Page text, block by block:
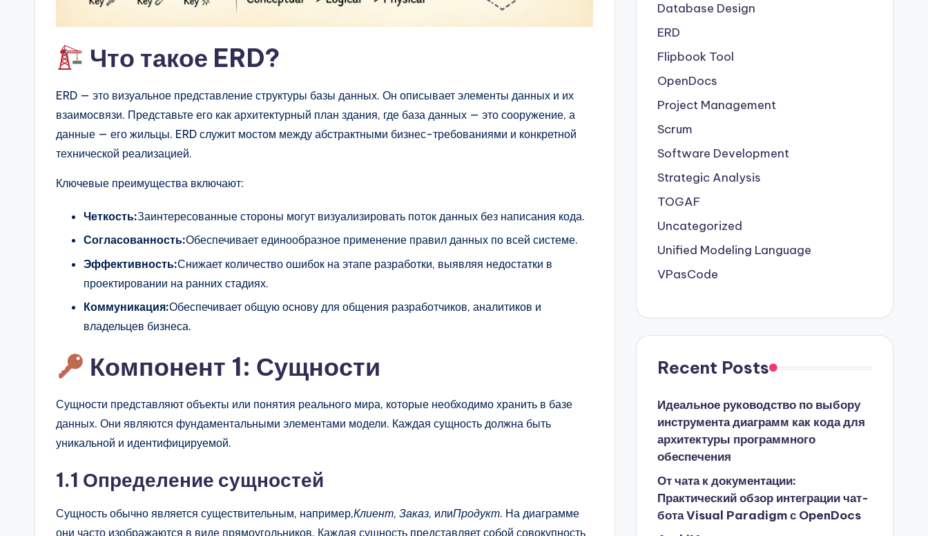
Что такое ERD?
ERD — это визуальное представление структуры базы данных. Он описывает элементы данных и их
взаимосвязи. Представьте его как архитектурный план здания, где база данных — это сооружение, а
данные — его жильцы. ERD служит мостом между абстрактными бизнес-требованиями и конкретной
технической реализацией.
Ключевые преимущества включают:
Четкость:Заинтересованные стороны могут визуализировать поток данных без написания кода.
Согласованность:Обеспечивает единообразное применение правил данных по всей системе.
Эффективность:Снижает количество ошибок на этапе разработки, выявляя недостатки в
проектировании на ранних стадиях.
Коммуникация:Обеспечивает общую основу для общения разработчиков, аналитиков и
владельцев бизнеса.
Компонент 1: Сущности
Сущности представляют объекты или понятия реального мира, которые необходимо хранить в базе
данных. Они являются фундаментальными элементами модели. Каждая сущность должна быть
уникальной и идентифицируемой.
1.1 Определение сущностей
Сущность обычно является существительным, например,Клиент, Заказ, илиПродукт. На диаграмме
они часто изображаются в виде прямоугольников. Каждая сущность представляет собой совокупность
Database Design
ERD
Flipbook Tool
OpenDocs
Project Management
Scrum
Software Development
Strategic Analysis
TOGAF
Uncategorized
Unified Modeling Language
VPasCode
Recent Posts
Идеальное руководство по выбору
инструмента диаграмм как кода для
архитектуры программного
обеспечения
От чата к документации:
Практический обзор интеграции чат-
бота Visual Paradigm с OpenDocs